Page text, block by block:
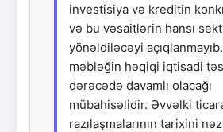
investisiya və kreditin
və bu vəsaitlərin hansı
yönəldiləcəyi
məbləğin həqiqi iqtisadi
dərəcədə davamlı olacağı
mübahisəlidir. Əvvəlki
razılaşmalarının tarixini